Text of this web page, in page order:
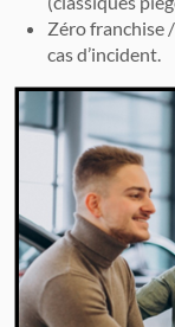
Zéro franchise
cas d’incident.